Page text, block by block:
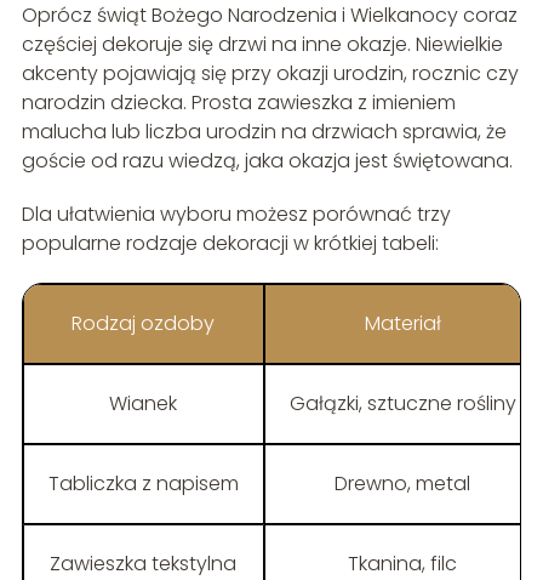
Oprócz świąt Bożego Narodzenia i Wielkanocy coraz
częściej dekoruje się drzwi na inne okazje. Niewielkie
akcenty pojawiają się przy okazji urodzin, rocznic czy
narodzin dziecka. Prosta zawieszka z imieniem
malucha lub liczba urodzin na drzwiach sprawia, że
goście od razu wiedzą, jaka okazja jest świętowana.
Dla ułatwienia wyboru możesz porównać trzy
popularne rodzaje dekoracji w krótkiej tabeli:
Rodzaj ozdoby Materiał
Wianek Gałązki, sztuczne rośliny
Tabliczka z napisem Drewno, metal
Zawieszka tekstylna Tkanina, filc